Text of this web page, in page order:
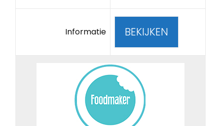
Informatie BEKIJKEN